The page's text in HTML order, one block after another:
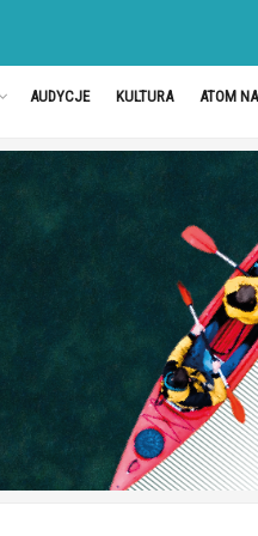
AUDYCJE KULTURA ATOM